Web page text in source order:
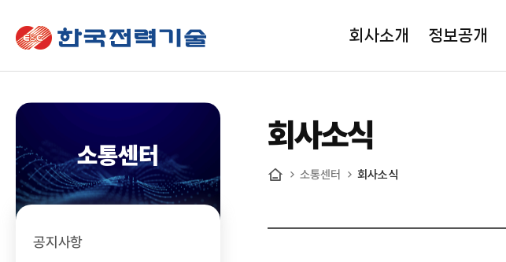
한국전력기술
회사소개 정보공개
소통센터
공지사항
회사소식
소통센터 회사소식